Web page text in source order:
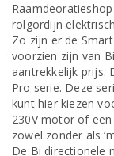
rolgordijn
Zo zijn er de
voorzien zijn van
aantrekkelijk prijs.
Pro serie. Deze
kunt hier kiezen
230V motor of
zowel zonder als
De Bi directionele